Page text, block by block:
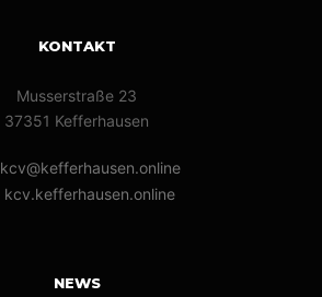
KONTAKT
Musserstraße 23
37351 Kefferhausen
kcv@kefferhausen.online
kcv.kefferhausen.online
NEWS